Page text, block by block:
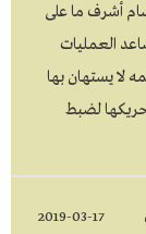
أشرف ما على
العمليات
لا يستهان بها
لضبط
2019-03-17